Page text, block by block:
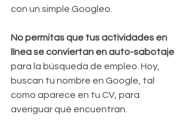
con un simple Googleo.
No permitas que tus actividades en
línea se conviertan en auto-sabotaje
para la búsqueda de empleo. Hoy,
buscan tu nombre en Google, tal
como aparece en tu CV, para
averiguar qué encuentran.